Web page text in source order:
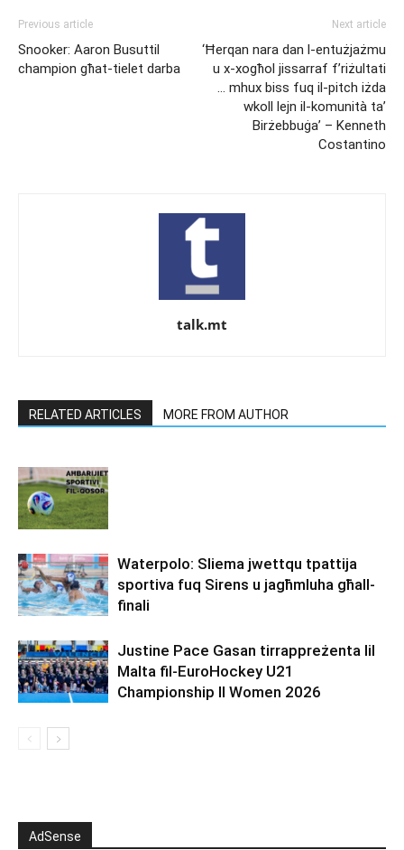
Previous article
Snooker: Aaron Busuttil
champion għat-tielet darba
Next article
‘Ħerqan nara dan l-entużjażmu
u x-xogħol jissarraf f’riżultati
… mhux biss fuq il-pitch iżda
wkoll lejn il-komunità ta’
Birżebbuġa’ – Kenneth
Costantino
talk.mt
RELATED ARTICLES MORE FROM AUTHOR
Waterpolo: Sliema jwettqu tpattija
sportiva fuq Sirens u jagħmluha għall-
finali
Justine Pace Gasan tirrappreżenta lil
Malta fil-EuroHockey U21
Championship II Women 2026
AdSense